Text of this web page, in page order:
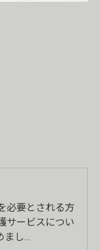
必要とされる方
サービスについ
まし…